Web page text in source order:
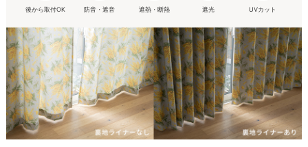
後から取付OK 防音・遮音 遮熱・断熱 遮光 UVカット